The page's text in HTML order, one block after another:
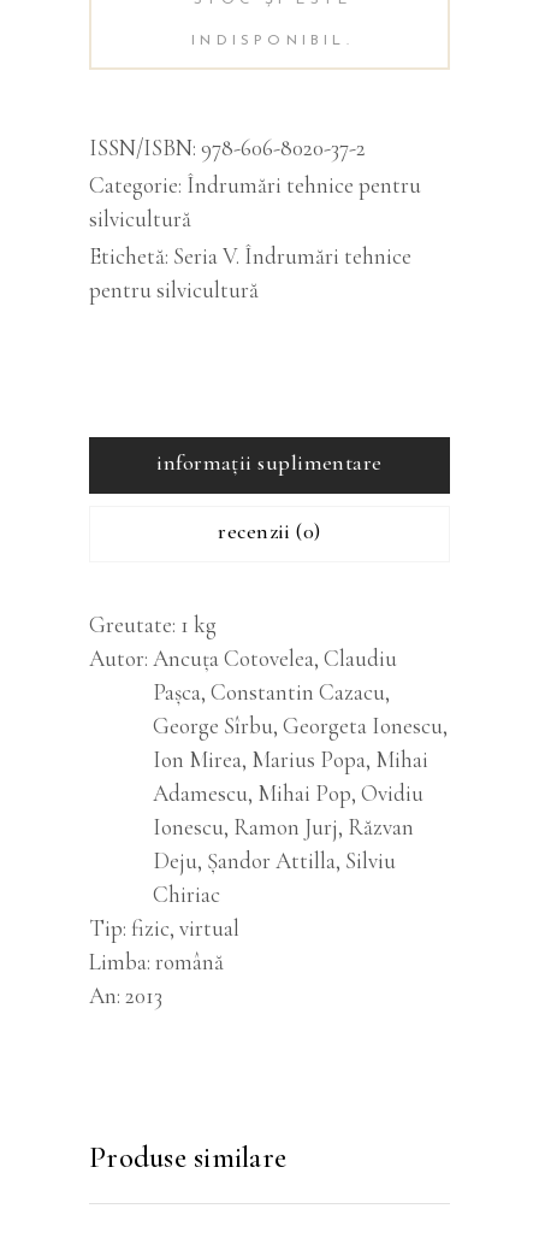
INDISPONIBIL.
ISSN/ISBN: 978-606-8020-37-2
Categorie: Îndrumări tehnice pentru
silvicultură
Etichetă: Seria V. Îndrumări tehnice
pentru silvicultură
informații suplimentare
recenzii (0)
Greutate 1 kg
Autor Ancuţa Cotovelea, Claudiu
Paşca, Constantin Cazacu,
George Sîrbu, Georgeta Ionescu,
Ion Mirea, Marius Popa, Mihai
Adamescu, Mihai Pop, Ovidiu
Ionescu, Ramon Jurj, Răzvan
Deju, Şandor Attilla, Silviu
Chiriac
Tip fizic, virtual
Limba română
An 2013
Produse similare